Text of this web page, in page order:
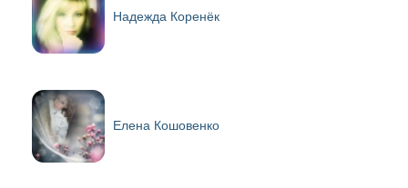
Надежда Коренёк
Елена Кошовенко